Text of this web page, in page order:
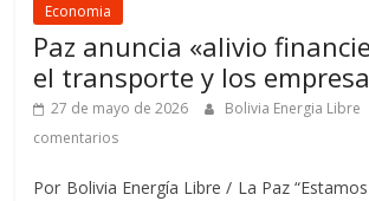
Economia
Paz anuncia «alivio
el transporte y los
27 de mayo de 2026 Bolivia Energia Libre
comentarios
Por Bolivia Energía Libre / La Paz